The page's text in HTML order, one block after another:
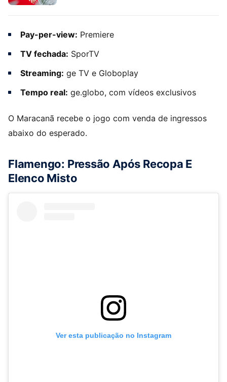
Pay-per-view: Premiere
TV fechada: SporTV
Streaming: ge TV e Globoplay
Tempo real: ge.globo, com vídeos exclusivos
O Maracanã recebe o jogo com venda de ingressos
abaixo do esperado.
Flamengo: Pressão Após Recopa E
Elenco Misto
Ver esta publicação no Instagram